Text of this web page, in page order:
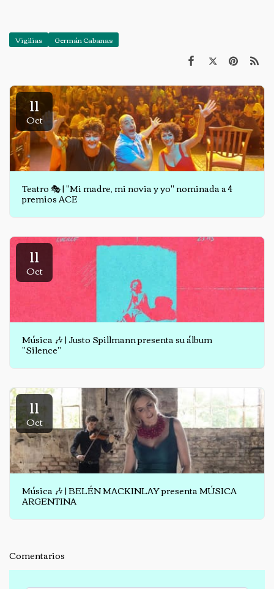
Vigilias Germán Cabanas
11
Oct
Teatro 🎭 | "Mi madre, mi novia y yo" nominada a 4
premios ACE
11
Oct
Música 🎶 | Justo Spillmann presenta su álbum
"Silence"
11
Oct
Música 🎶 | BELÉN MACKINLAY presenta MÚSICA
ARGENTINA
Comentarios